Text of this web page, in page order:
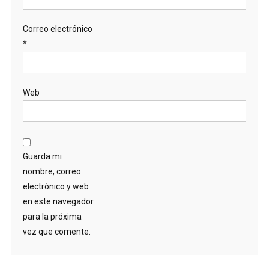
Correo electrónico
*
Web
Guarda mi
nombre, correo
electrónico y web
en este navegador
para la próxima
vez que comente.